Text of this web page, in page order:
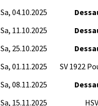
Sa, 04.10.2025
Sa, 11.10.2025
Sa, 25.10.2025
Sa, 01.11.2025 SV 1922
Sa, 08.11.2025
Sa, 15.11.2025